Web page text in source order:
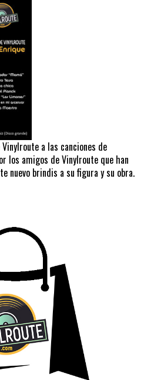
a las canciones de
los amigos de Vinylroute que han
nuevo brindis a su figura y su obra.